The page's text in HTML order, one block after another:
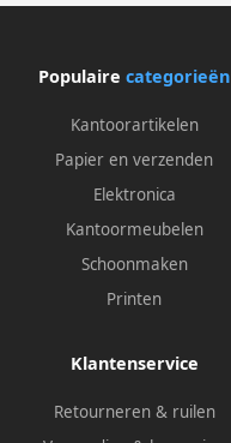
Populaire categorieën
Kantoorartikelen
Papier en verzenden
Elektronica
Kantoormeubelen
Schoonmaken
Printen
Klantenservice
Retourneren & ruilen